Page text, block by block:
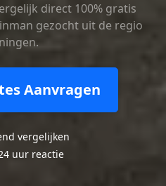
direct 100% gratis
gezocht uit de regio
Aanvragen
vergelijken
uur reactie